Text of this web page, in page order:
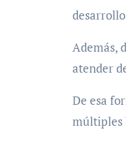
Además,
atender
De esa
múltiples